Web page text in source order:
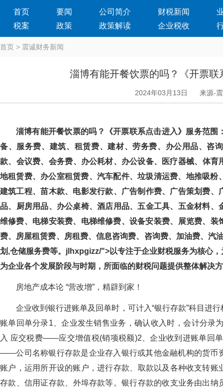
首页 要闻 公司简介 财税新闻
税案
政策 政策解读 企业税收
首页 > 震诚财务新闻
淄博有能开餐饮票的吗？《开
2024年03月13日 来源-
淄博有能开餐饮票的吗？《开票联系点击进入》服务范围
备、服务费、建筑、租赁费、建材、劳务费、办公用品、咨
款、会议费、会务费、办公耗材、办公设备、医疗器械、体
地租赁费、办公室租赁费、汽车配件、垃圾清运费、地推吸粉
建筑工程、苗木款、电影发行款、广告制作费、广告策划费
品、厨房用品、办公桌椅、酒店用品、五金工具、五金材料
维修费、电梯安装费、电梯维修费、设备安装费、展览费、
费、房屋租赁费、房租费、信息咨询费、咨询费、加油费
划,仓储服务费等。jlhxpgizz/">以专注于企业财税服务为核心
为企业各个发展阶段与时期，所面临的财税问题提供整体解决方
房地产成本论 “营改增”，精辟到家！
企业收到银行进账单及回单时，可计入“银行存款”科目进行
账单回单分录1、企业发生销售业务，确认收入时，会计分录为
入 应交税费——应交增值税(销项税额)2、企业收到进账单回单时，
——公司名称银行存款是企业存入银行或其他金融机构的货币资
账户，运用所开设的账户，进行存款、取款以及各种收支转账
存款、信用证存款、外埠存款等。银行存款的收支业务由出